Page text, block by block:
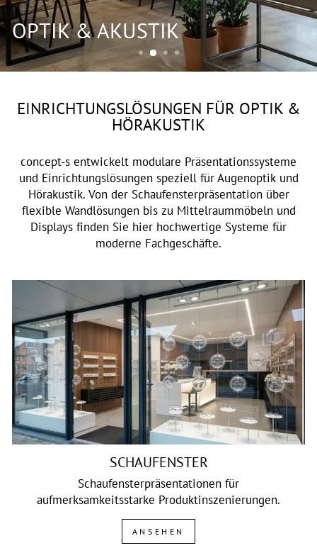
OPTIK & AKUSTIK
EINRICHTUNGSLÖSUNGEN FÜR OPTIK &
HÖRAKUSTIK
concept-s entwickelt modulare Präsentationssysteme
und Einrichtungslösungen speziell für Augenoptik und
Hörakustik. Von der Schaufensterpräsentation über
flexible Wandlösungen bis zu Mittelraummöbeln und
Displays finden Sie hier hochwertige Systeme für
moderne Fachgeschäfte.
SCHAUFENSTER
Schaufensterpräsentationen für
aufmerksamkeitsstarke Produktinszenierungen.
ANSEHEN